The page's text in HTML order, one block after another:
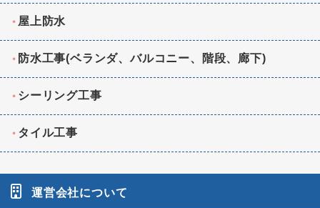
屋上防水
防水工事(ベランダ、バルコニー、階段、廊下)
シーリング工事
タイル工事
運営会社について